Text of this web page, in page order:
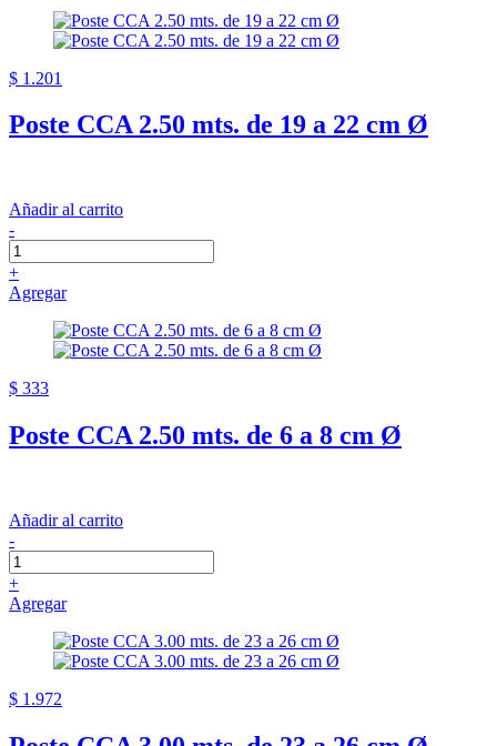
$ 1.201
Poste CCA 2.50 mts. de 19 a 22 cm Ø
Añadir al carrito
-
+
Agregar
$ 333
Poste CCA 2.50 mts. de 6 a 8 cm Ø
Añadir al carrito
-
+
Agregar
$ 1.972